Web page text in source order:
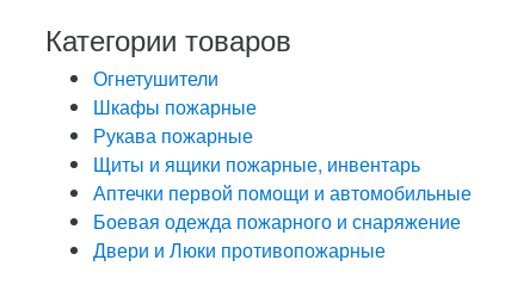
Категории товаров
Огнетушители
Шкафы пожарные
Рукава пожарные
Щиты и ящики пожарные, инвентарь
Аптечки первой помощи и автомобильные
Боевая одежда пожарного и снаряжение
Двери и Люки противопожарные